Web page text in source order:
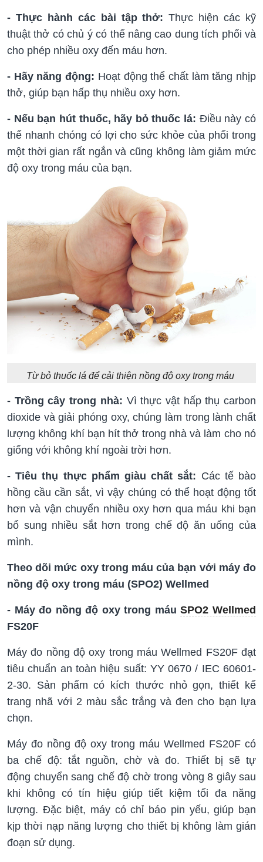
- Thực hành các bài tập thở: Thực hiện các kỹ
thuật thở có chủ ý có thể nâng cao dung tích phổi và
cho phép nhiều oxy đến máu hơn.
- Hãy năng động: Hoạt động thể chất làm tăng nhịp
thở, giúp bạn hấp thụ nhiều oxy hơn.
- Nếu bạn hút thuốc, hãy bỏ thuốc lá: Điều này có
thể nhanh chóng có lợi cho sức khỏe của phổi trong
một thời gian rất ngắn và cũng không làm giảm mức
độ oxy trong máu của bạn.
Từ bỏ thuốc lá để cải thiện nồng độ oxy trong máu
- Trồng cây trong nhà: Vì thực vật hấp thụ carbon
dioxide và giải phóng oxy, chúng làm trong lành chất
lượng không khí bạn hít thở trong nhà và làm cho nó
giống với không khí ngoài trời hơn.
- Tiêu thụ thực phẩm giàu chất sắt: Các tế bào
hồng cầu cần sắt, vì vậy chúng có thể hoạt động tốt
hơn và vận chuyển nhiều oxy hơn qua máu khi bạn
bổ sung nhiều sắt hơn trong chế độ ăn uống của
mình.
Theo dõi mức oxy trong máu của bạn với máy đo
nồng độ oxy trong máu (SPO2) Wellmed
- Máy đo nồng độ oxy trong máuSPO2 Wellmed
FS20F
Máy đo nồng độ oxy trong máu Wellmed FS20F đạt
tiêu chuẩn an toàn hiệu suất: YY 0670 / IEC 60601-
2-30. Sản phẩm có kích thước nhỏ gọn, thiết kế
trang nhã với 2 màu sắc trắng và đen cho bạn lựa
chọn.
Máy đo nồng độ oxy trong máu Wellmed FS20F có
ba chế độ: tắt nguồn, chờ và đo. Thiết bị sẽ tự
động chuyển sang chế độ chờ trong vòng 8 giây sau
khi không có tín hiệu giúp tiết kiệm tối đa năng
lượng. Đặc biệt, máy có chỉ báo pin yếu, giúp bạn
kịp thời nạp năng lượng cho thiết bị không làm gián
đoạn sử dụng.